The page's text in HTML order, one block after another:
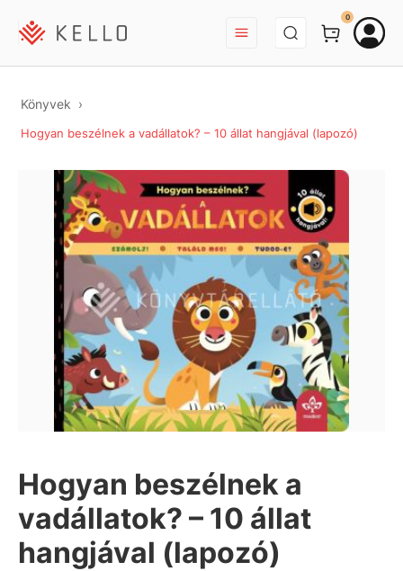
BEJELENTKEZÉS
0
Könyvek
Hogyan beszélnek a vadállatok? – 10 állat hangjával (lapozó)
Hogyan beszélnek a
vadállatok? – 10 állat
hangjával (lapozó)